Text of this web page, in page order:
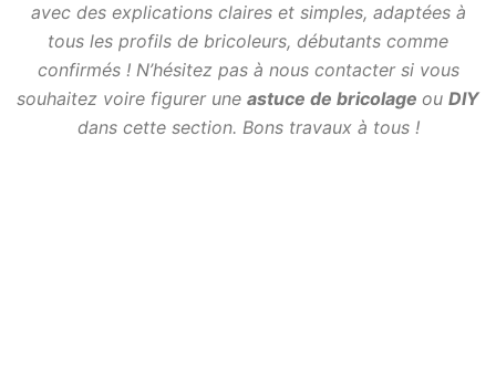
avec des explications claires et simples, adaptées à
tous les profils de bricoleurs, débutants comme
confirmés ! N’hésitez pas à nous contacter si vous
souhaitez voire figurer une astuce de bricolage ou DIY
dans cette section. Bons travaux à tous !